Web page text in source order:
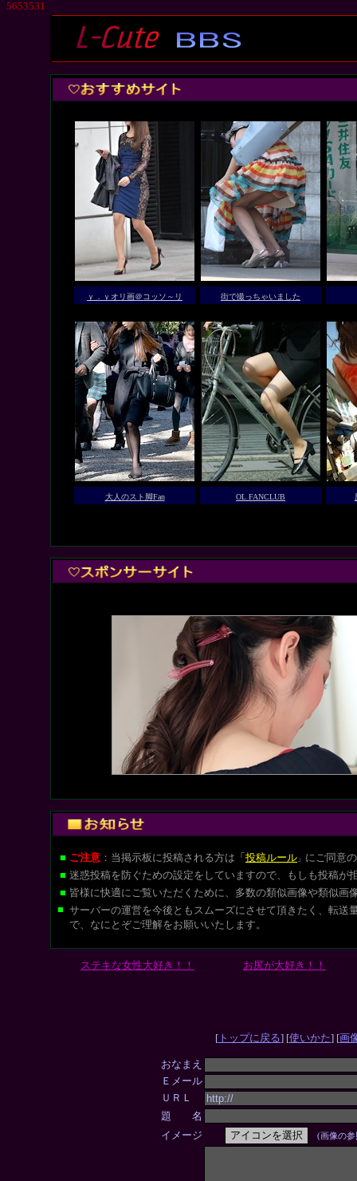
5653531
■ ご注意 ：当掲示板に投稿される方は 「 投稿ルール 」 にご同意
■ 迷惑投稿を防ぐための設定をしていますので、もしも投稿が
■ 皆様に快適にご覧いただくために、多数の類似画像や類似
■ サーバーの運営を今後ともスムーズにさせて頂きたく、転
で、なにとぞご理解をお願いいたします。
ステキな女性大好き！！ お尻が大好き！！
[ トップに戻る] [使いかた] [画
おなまえ
Ｅメール
ＵＲＬ
題 名
イメージ
(画像の参